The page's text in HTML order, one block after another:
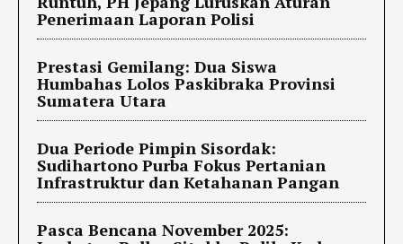
Penerimaan Laporan Polisi
Prestasi Gemilang: Dua Siswa
Humbahas Lolos Paskibraka Provinsi
Sumatera Utara
Dua Periode Pimpin Sisordak:
Sudihartono Purba Fokus Pertanian
Infrastruktur dan Ketahanan Pangan
Pasca Bencana November 2025: